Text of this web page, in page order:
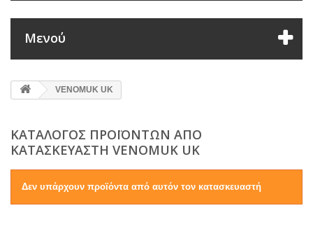
Μενού
VENOMUK UK
ΚΑΤΆΛΟΓΟΣ ΠΡΟΪΌΝΤΩΝ ΑΠΌ
ΚΑΤΑΣΚΕΥΑΣΤΉ VENOMUK UK
Δεν υπάρχουν προϊόντα από αυτόν τον κατασκευαστή